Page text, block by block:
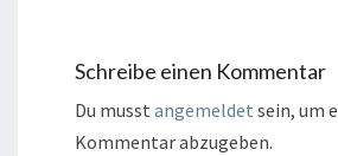
Schreibe einen Kommentar
Du musst angemeldet sein, um
Kommentar abzugeben.